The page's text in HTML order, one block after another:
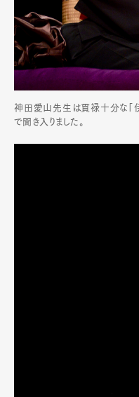
神田愛山先生は貫禄十分な「
で聞き入りました。